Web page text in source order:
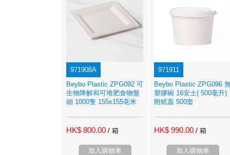
971908A
Beybo Plastic ZPG092 可
生物降解和可堆肥食物盤
細 1000隻 155x155亳米
HK$ 800.00 / 箱
加入購物車
971911
Beybo Plastic ZPG096
塑膠碗 16安士( 500毫升)
附紙蓋 500套
HK$ 990.00 / 箱
加入購物車